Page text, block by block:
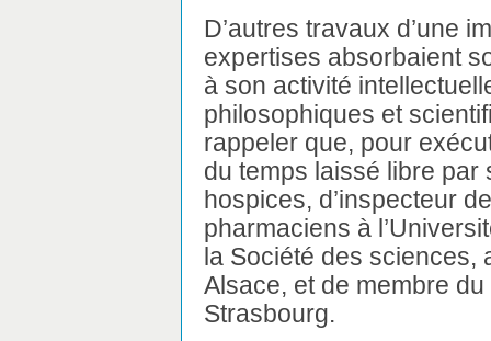
D’autres travaux d’une
expertises absorbaient
à son activité
philosophiques et
rappeler que, pour
du temps laissé libre
hospices, d’inspecteur
pharmaciens à
la Société des sciences,
Alsace, et de membre
Strasbourg.